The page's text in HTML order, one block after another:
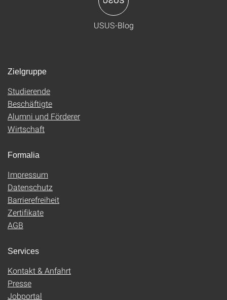
USUS-Blog
Zielgruppe
Studierende
Beschäftigte
Alumni und Förderer
Wirtschaft
Formalia
Impressum
Datenschutz
Barrierefreiheit
Zertifikate
AGB
Services
Kontakt & Anfahrt
Presse
Jobportal